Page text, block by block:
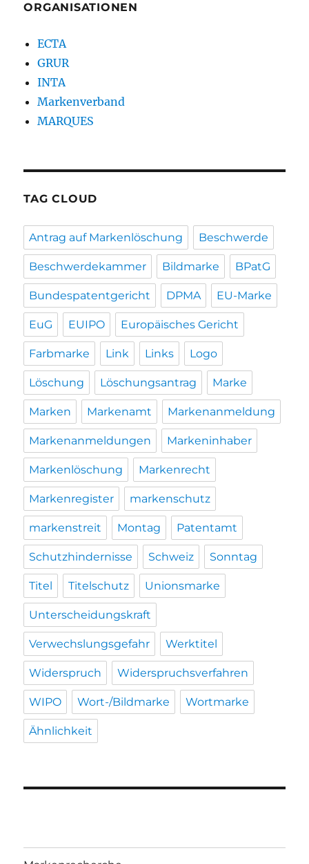
ORGANISATIONEN
ECTA
GRUR
INTA
Markenverband
MARQUES
TAG CLOUD
Antrag auf Markenlöschung Beschwerde
Beschwerdekammer Bildmarke BPatG
Bundespatentgericht DPMA EU-Marke
EuG EUIPO Europäisches Gericht
Farbmarke Link Links Logo
Löschung Löschungsantrag Marke
Marken Markenamt Markenanmeldung
Markenanmeldungen Markeninhaber
Markenlöschung Markenrecht
Markenregister markenschutz
markenstreit Montag Patentamt
Schutzhindernisse Schweiz Sonntag
Titel Titelschutz Unionsmarke
Unterscheidungskraft
Verwechslungsgefahr Werktitel
Widerspruch Widerspruchsverfahren
WIPO Wort-/Bildmarke Wortmarke
Ähnlichkeit